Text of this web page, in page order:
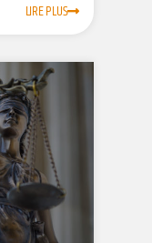
LIRE PLUS